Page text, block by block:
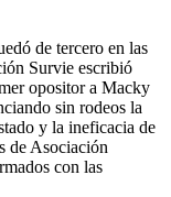
de tercero en las
Survie escribió
opositor a Macky
sin rodeos la
y la ineficacia de
de Asociación
con las